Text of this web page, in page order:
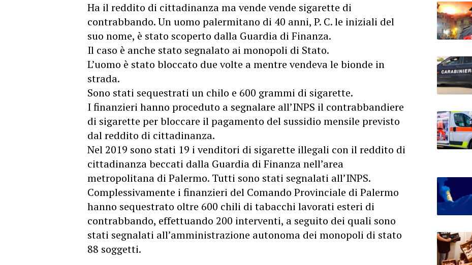
Ha il reddito di cittadinanza ma vende vende sigarette di
contrabbando. Un uomo palermitano di 40 anni, P. C. le iniziali del
suo nome, è stato scoperto dalla Guardia di Finanza.
Il caso è anche stato segnalato ai monopoli di Stato.
L’uomo è stato bloccato due volte a mentre vendeva le bionde in
strada.
Sono stati sequestrati un chilo e 600 grammi di sigarette.
I finanzieri hanno proceduto a segnalare all’INPS il contrabbandiere
di sigarette per bloccare il pagamento del sussidio mensile previsto
dal reddito di cittadinanza.
Nel 2019 sono stati 19 i venditori di sigarette illegali con il reddito di
cittadinanza beccati dalla Guardia di Finanza nell’area
metropolitana di Palermo. Tutti sono stati segnalati all’INPS.
Complessivamente i finanzieri del Comando Provinciale di Palermo
hanno sequestrato oltre 600 chili di tabacchi lavorati esteri di
contrabbando, effettuando 200 interventi, a seguito dei quali sono
stati segnalati all’amministrazione autonoma dei monopoli di stato
88 soggetti.